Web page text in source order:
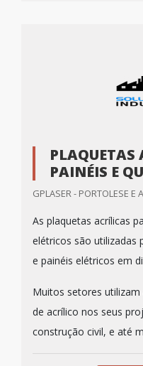
PLAQUETAS
PAINÉIS E
GPLASER - PORTOLESE E
As plaquetas acrílicas
elétricos são utilizadas
e painéis elétricos em
Muitos setores
de acrílico nos seus
construção civil, e até